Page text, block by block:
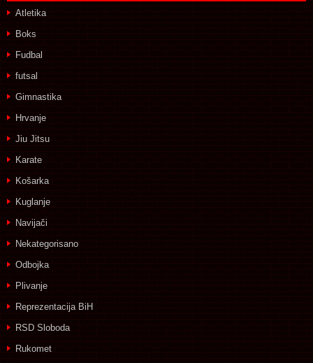
Atletika
Boks
Fudbal
futsal
Gimnastika
Hrvanje
Jiu Jitsu
Karate
Košarka
Kuglanje
Navijači
Nekategorisano
Odbojka
Plivanje
Reprezentacija BiH
RSD Sloboda
Rukomet